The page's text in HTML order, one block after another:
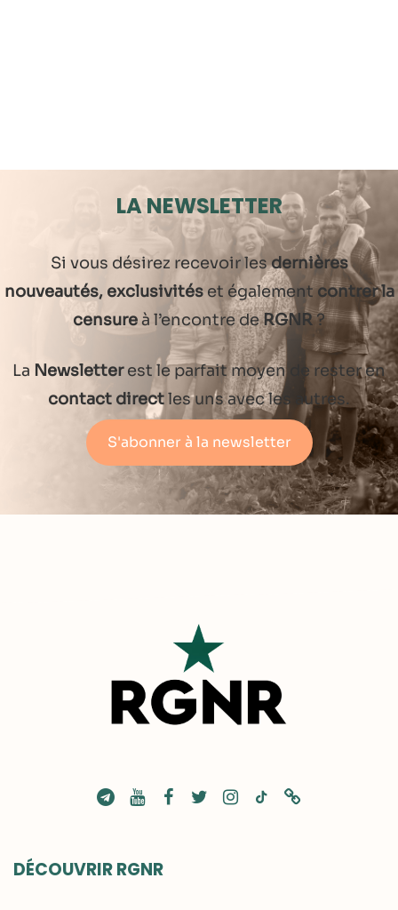
LA NEWSLETTER
Si vous désirez recevoir lesdernières
nouveautés, exclusivitéset également contrer la
censureà l’encontre deRGNR?
La Newsletterest le parfait moyen de rester en
contact directles uns avec les autres.
S'abonner à la newsletter
DÉCOUVRIR RGNR